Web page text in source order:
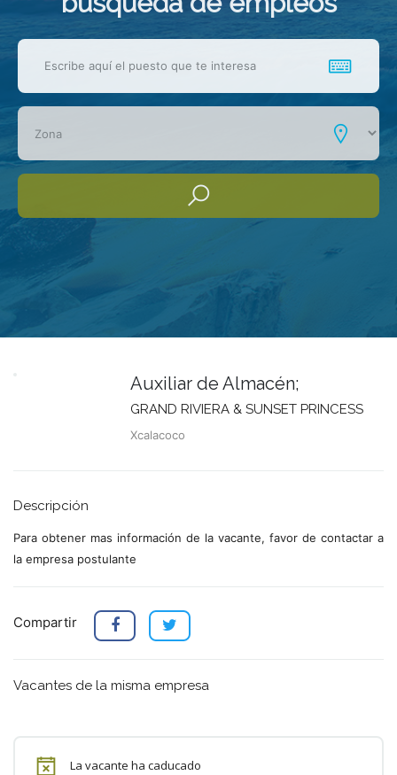
Auxiliar de Almacén;
GRAND RIVIERA & SUNSET PRINCESS
Xcalacoco
Descripción
Para obtener mas información de la vacante, favor de contactar a
la empresa postulante
Compartir
Vacantes de la misma empresa
La vacante ha caducado